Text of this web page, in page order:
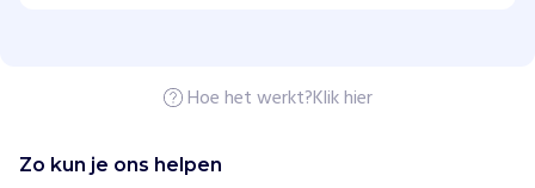
o
Hoe het werkt?Klik hier
Zo kun je ons helpen